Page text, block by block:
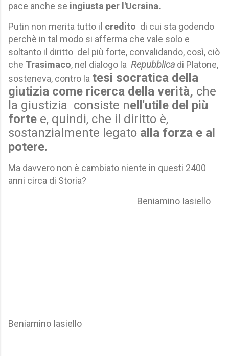
pace anche se ingiusta per l'Ucraina.
Putin non merita tutto i l credito di cui sta godendo
perchè in tal modo si afferma che vale solo e
soltanto il diritto del più forte, convalidando, così, ciò
che Trasimaco, nel dialogo la Repubblica di Platone,
sosteneva, contro la tesi socratica della
giutizia come ricerca della verità, che
la giustizia consiste nell'utile del più
forte e, quindi, che il diritto è,
sostanzialmente legato alla forza e al
potere.
Ma davvero non è cambiato niente in questi 2400
anni circa di Storia?
Beniamino Iasiello
Beniamino Iasiello